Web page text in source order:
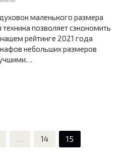
маленького размера
позволяет сэкономить
рейтинге 2021 года
небольших размеров
… 14 15